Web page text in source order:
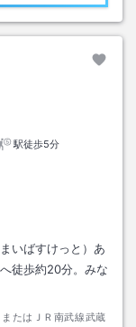
駅徒歩5分
いばすけっと）あ
徒歩約20分。みな
たはＪＲ南武線武蔵